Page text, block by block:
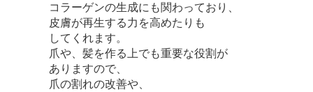
コラーゲンの生成にも関わっており、
皮膚が再生する力を高めたりも
してくれます。
爪や、髪を作る上でも重要な役割が
ありますので、
爪の割れの改善や、